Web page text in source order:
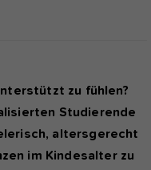
zu fühlen?
Studierende
altersgerecht
im Kindesalter zu